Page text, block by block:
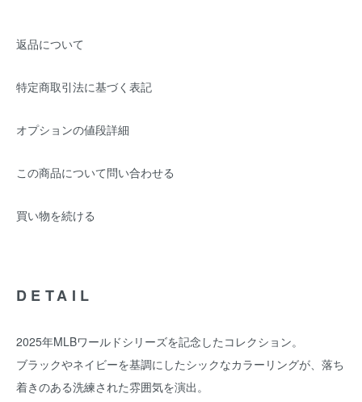
返品について
特定商取引法に基づく表記
オプションの値段詳細
この商品について問い合わせる
買い物を続ける
DETAIL
2025年MLBワールドシリーズを記念したコレクション。
ブラックやネイビーを基調にしたシックなカラーリングが、落ち
着きのある洗練された雰囲気を演出。